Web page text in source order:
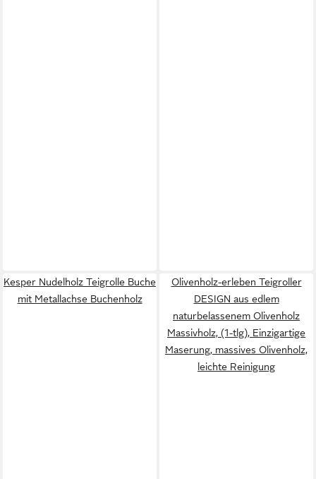
Kesper Nudelholz Teigrolle Buche
mit Metallachse Buchenholz
Olivenholz-erleben Teigroller
DESIGN aus edlem
naturbelassenem Olivenholz
Massivholz, (1-tlg), Einzigartige
Maserung, massives Olivenholz,
leichte Reinigung